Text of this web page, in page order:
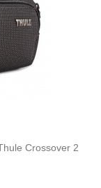
Crossover 2